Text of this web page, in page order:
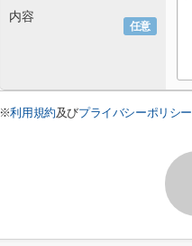
任意
内容
※利用規約及びプライバシーポリシー